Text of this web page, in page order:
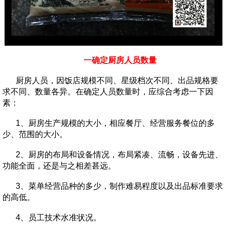
一确定厨房人员数量
厨房人员，因饭店规模不同、星级档次不同、出品规格要
求不同、数量各异。在确定人员数量时，应综合考虑一下因
素：
1、厨房生产规模的大小，相应餐厅、经营服务餐位的多
少、范围的大小。
2、厨房的布局和设备情况，布局紧凑、流畅，设备先进、
功能全面，还是与之相差甚远。
3、菜单经营品种的多少，制作难易程度以及出品标准要求
的高低。
4、员工技术水准状况。